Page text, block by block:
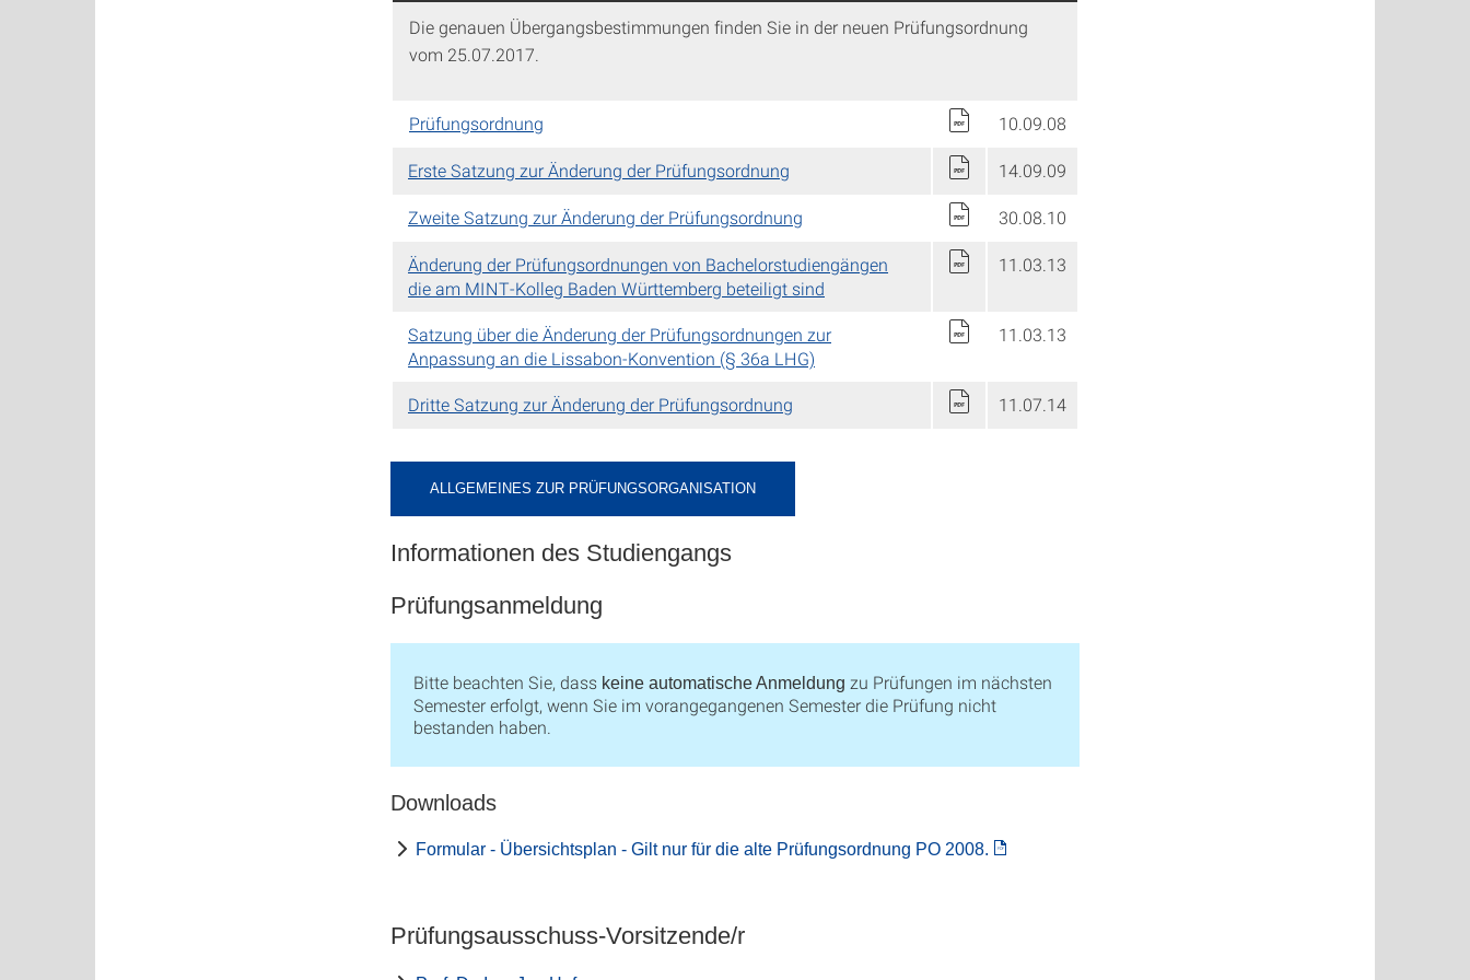
Die genauen Übergangsbestimmungen finden Sie in der neuen Prüfungsordnung
vom 25.07.2017.
Prüfungsordnung 10.09.08
Erste Satzung zur Änderung der Prüfungsordnung 14.09.09
Zweite Satzung zur Änderung der Prüfungsordnung 30.08.10
Änderung der Prüfungsordnungen von Bachelorstudiengängen
die am MINT-Kolleg Baden Württemberg beteiligt sind
11.03.13
Satzung über die Änderung der Prüfungsordnungen zur
Anpassung an die Lissabon-Konvention (§ 36a LHG)
11.03.13
Dritte Satzung zur Änderung der Prüfungsordnung 11.07.14
ALLGEMEINES ZUR PRÜFUNGSORGANISATION
Informationen des Studiengangs
Prüfungsanmeldung
Bitte beachten Sie, dass keine automatische Anmeldung zu Prüfungen im nächsten
Semester erfolgt, wenn Sie im vorangegangenen Semester die Prüfung nicht
bestanden haben.
Downloads
Formular - Übersichtsplan - Gilt nur für die alte Prüfungsordnung PO 2008.
Prüfungsausschuss-Vorsitzende/r